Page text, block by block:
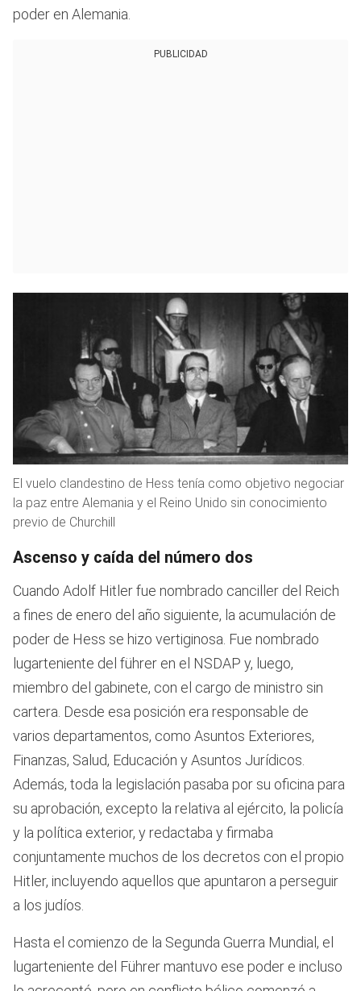
poder en Alemania.
PUBLICIDAD
El vuelo clandestino de Hess tenía como objetivo negociar
la paz entre Alemania y el Reino Unido sin conocimiento
previo de Churchill
Ascenso y caída del número dos
Cuando Adolf Hitler fue nombrado canciller del Reich
a fines de enero del año siguiente, la acumulación de
poder de Hess se hizo vertiginosa. Fue nombrado
lugarteniente del führer en el NSDAP y, luego,
miembro del gabinete, con el cargo de ministro sin
cartera. Desde esa posición era responsable de
varios departamentos, como Asuntos Exteriores,
Finanzas, Salud, Educación y Asuntos Jurídicos.
Además, toda la legislación pasaba por su oficina para
su aprobación, excepto la relativa al ejército, la policía
y la política exterior, y redactaba y firmaba
conjuntamente muchos de los decretos con el propio
Hitler, incluyendo aquellos que apuntaron a perseguir
a los judíos.
Hasta el comienzo de la Segunda Guerra Mundial, el
lugarteniente del Führer mantuvo ese poder e incluso